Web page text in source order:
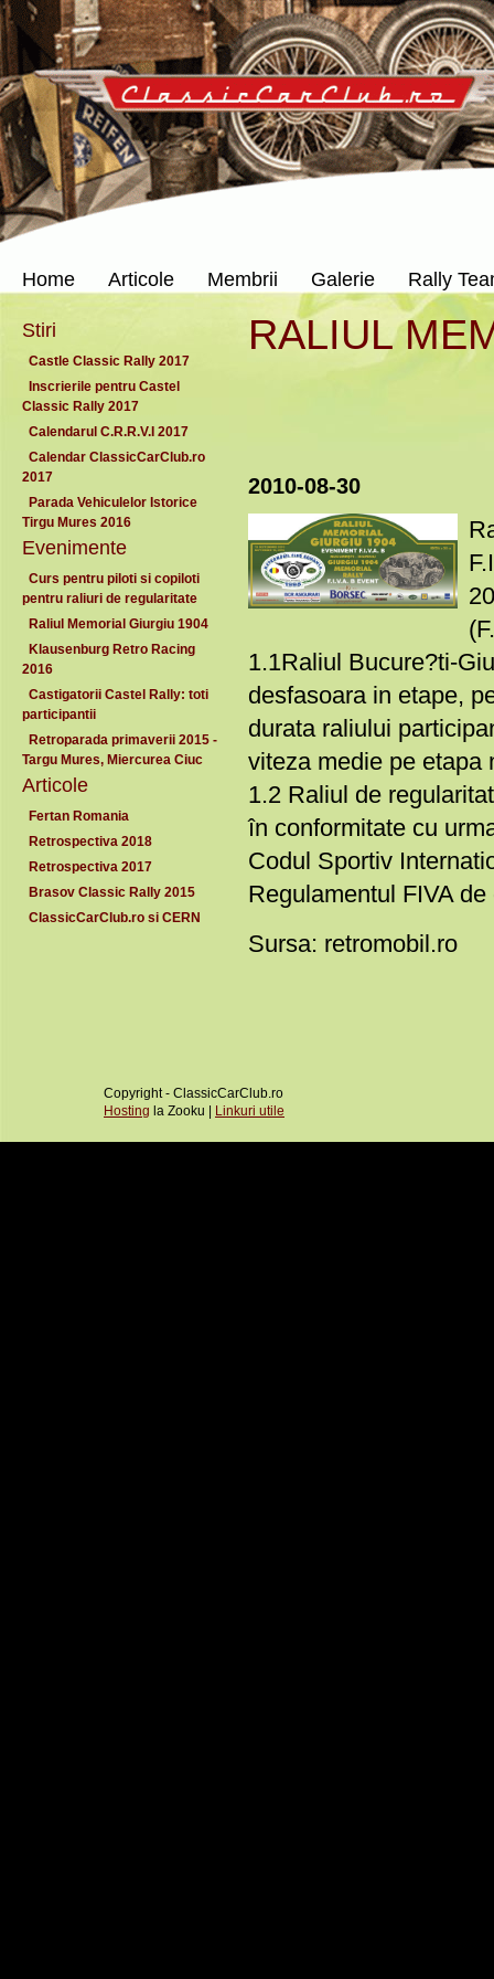
Home Articole Membrii Galerie Rally
Stiri
Castle Classic Rally 2017
Inscrierile pentru Castel
Classic Rally 2017
Calendarul C.R.R.V.I 2017
Calendar ClassicCarClub.ro
2017
Parada Vehiculelor Istorice
Tirgu Mures 2016
Evenimente
Curs pentru piloti si copiloti
pentru raliuri de regularitate
Raliul Memorial Giurgiu 1904
Klausenburg Retro Racing
2016
Castigatorii Castel Rally: toti
participantii
Retroparada primaverii 2015 -
Targu Mures, Miercurea Ciuc
Articole
Fertan Romania
Retrospectiva 2018
Retrospectiva 2017
Brasov Classic Rally 2015
ClassicCarClub.ro si CERN
RALIUL
2010-08-30
1.1Raliul Bucure?ti-
desfasoara in etape,
durata raliului
viteza medie pe etapa
1.2 Raliul de
în conformitate cu
Codul Sportiv
Regulamentul FIVA
Sursa: retromobil.ro
Copyright - ClassicCarClub.ro
Hosting la Zooku | Linkuri utile